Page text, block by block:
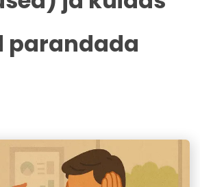
parandada